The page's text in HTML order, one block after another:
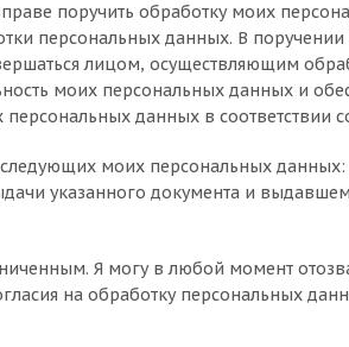
поручить обработку моих
персональных данных. В
лицом, осуществляющим
моих персональных данных и
данных в соответствии
следующих моих персональных
указанного документа и
Я могу в любой момент
на обработку персональных